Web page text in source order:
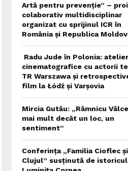
Artă pentru prevenție” –
colaborativ multidisciplinar
organizat cu sprijinul ICR în
România și Republica
Radu Jude în Polonia:
cinematografice cu actorii
TR Warszawa și
film la Łódź și Varșovia
Mircia Gutău: „Râmnicu
mai mult decât un loc, un
sentiment”
Conferința „Familia Cioflec și
Clujul” susținută de istoricul